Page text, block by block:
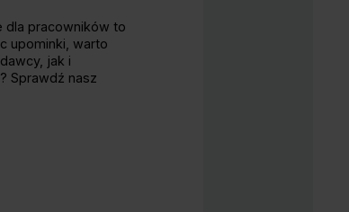
dla pracowników to
upominki, warto
jak i
Sprawdź nasz